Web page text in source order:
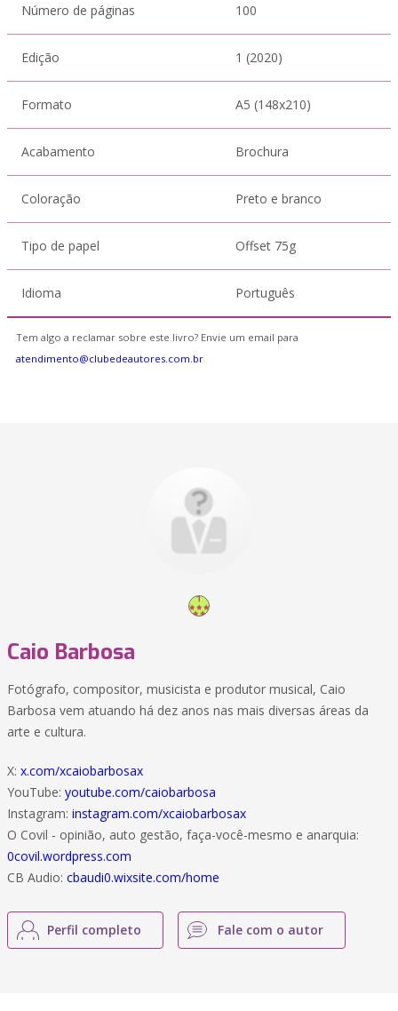
Número de páginas 100
Edição 1 (2020)
Formato A5 (148x210)
Acabamento Brochura
Coloração Preto e branco
Tipo de papel Offset 75g
Idioma Português
Tem algo a reclamar sobre este livro? Envie um email para
atendimento@clubedeautores.com.br
Caio Barbosa
Fotógrafo, compositor, musicista e produtor musical, Caio
Barbosa vem atuando há dez anos nas mais diversas áreas da
arte e cultura.
X: x.com/xcaiobarbosax
YouTube: youtube.com/caiobarbosa
Instagram: instagram.com/xcaiobarbosax
O Covil - opinião, auto gestão, faça-você-mesmo e anarquia:
0covil.wordpress.com
CB Audio: cbaudi0.wixsite.com/home
Perfil completo Fale com o autor